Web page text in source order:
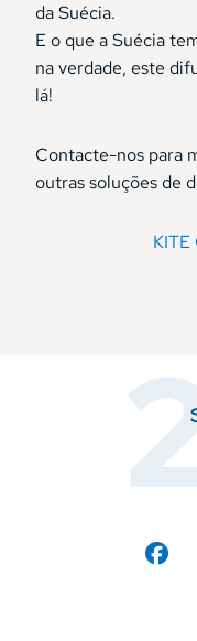
da Suécia.
E o que a Suécia
na verdade, este
lá!
Contacte-nos para
outras soluções de